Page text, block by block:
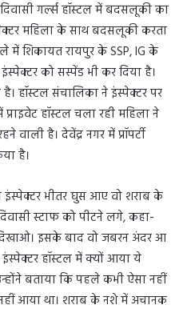
गर्ल्स हॉस्टल में बदसलूकी का
महिला के साथ बदसलूकी करता
में शिकायत रायपुर के SSP, IG के
को सस्पेंड भी कर दिया है।
हॉस्टल संचालिका ने इंस्पेक्टर पर
प्राइवेट हॉस्टल चला रही महिला ने
है। देवेंद्र नगर में प्रॉपर्टी
है।
इंस्पेक्टर भीतर घुस आए वो शराब के
स्टाफ को पीटने लगे, कहा-
इसके बाद वो जबरन अंदर आ
हॉस्टल में क्यों आया ये
बताया कि पहले कभी ऐसा नहीं
आया था। शराब के नशे में अचानक